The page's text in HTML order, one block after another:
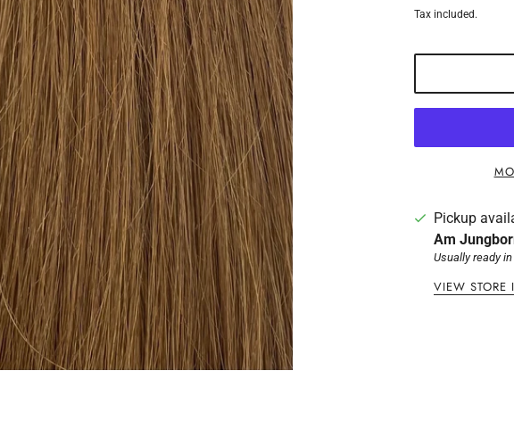
Tax included.
Pickup
Am
Usually ready
VIEW STORE